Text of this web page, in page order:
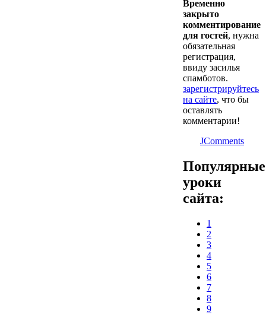
Временно
закрыто
комментирование
для гостей, нужна
обязательная
регистрация,
ввиду засилья
спамботов.
зарегистрируйтесь
на сайте, что бы
оставлять
комментарии!
JComments
Популярные
уроки
сайта:
1
2
3
4
5
6
7
8
9